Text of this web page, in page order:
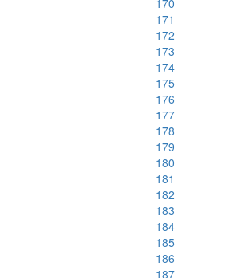
170
171
172
173
174
175
176
177
178
179
180
181
182
183
184
185
186
187